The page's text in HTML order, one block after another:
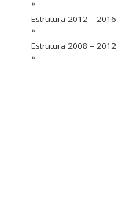
»
Estrutura 2012 – 2016
»
Estrutura 2008 – 2012
»